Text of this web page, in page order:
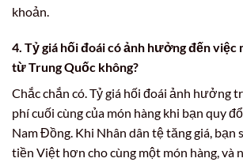
khoản.
4. Tỷ giá hối đoái có ảnh hưởng đến việc
từ Trung Quốc không?
Chắc chắn có. Tỷ giá hối đoái ảnh hưởng
phí cuối cùng của món hàng khi bạn quy
Nam Đồng. Khi Nhân dân tệ tăng giá, bạn
tiền Việt hơn cho cùng một món hàng, và